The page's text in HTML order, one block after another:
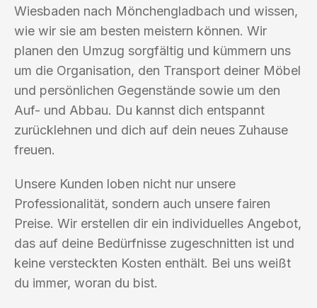
Wiesbaden nach Mönchengladbach und wissen,
wie wir sie am besten meistern können. Wir
planen den Umzug sorgfältig und kümmern uns
um die Organisation, den Transport deiner Möbel
und persönlichen Gegenstände sowie um den
Auf- und Abbau. Du kannst dich entspannt
zurücklehnen und dich auf dein neues Zuhause
freuen.
Unsere Kunden loben nicht nur unsere
Professionalität, sondern auch unsere fairen
Preise. Wir erstellen dir ein individuelles Angebot,
das auf deine Bedürfnisse zugeschnitten ist und
keine versteckten Kosten enthält. Bei uns weißt
du immer, woran du bist.